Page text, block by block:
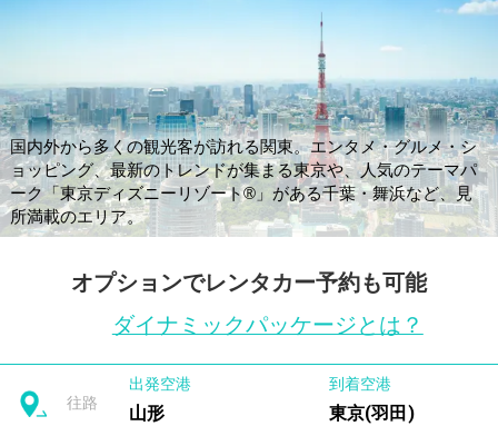
国内外から多くの観光客が訪れる関東。エンタメ・グルメ・シ
ョッピング、最新のトレンドが集まる東京や、人気のテーマパ
ーク「東京ディズニーリゾート®」がある千葉・舞浜など、見
所満載のエリア。
オプションでレンタカー予約も可能
ダイナミックパッケージとは？
往路
出発空港
山形
到着空港
東京(羽田)